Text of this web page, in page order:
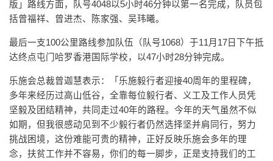
版」路线方面，队号4048以5小时46分钟以第一名完成，队员包
括曾福祥、曾进杰、陈家强、吴玮曦。
最后一支100公里路线参加队伍（队号1068）于11月17日下午抵
达终点屯门哈罗香港国际学校，以47小时28分钟完成。
乐施会总裁曾迦慧表示：「乐施毅行者迎接40周年的里程碑，
多年来经历过高山低谷，全靠每位毅行者、义工及工作人员凭
坚毅及团结精神，共同走过40年的路程。今年的天气虽然不似
如期，但我很感动见到不少毅行者仍然选择坚并肩同行，努力
挑战困境，这份难能可贵的精神，正好反映乐施会多年的理
念，扶贫工作并不容易，你们的每一脚步，正是支持我们的工